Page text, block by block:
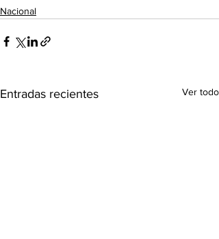
Nacional
Entradas recientes Ver todo